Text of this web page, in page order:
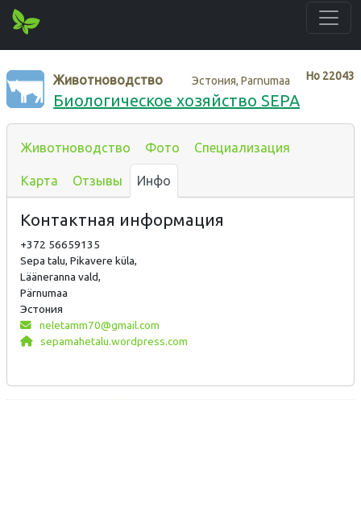
Нo 22043
Животноводство Эстония, Parnumaa
Биологическое хозяйство SEPA
Животноводство Фото Специализация
Карта Отзывы Инфо
Контактная информация
+372 56659135
Sepa talu, Pikavere küla,
Lääneranna vald,
Pärnumaa
Эстония
neletamm70@gmail.com
sepamahetalu.wordpress.com